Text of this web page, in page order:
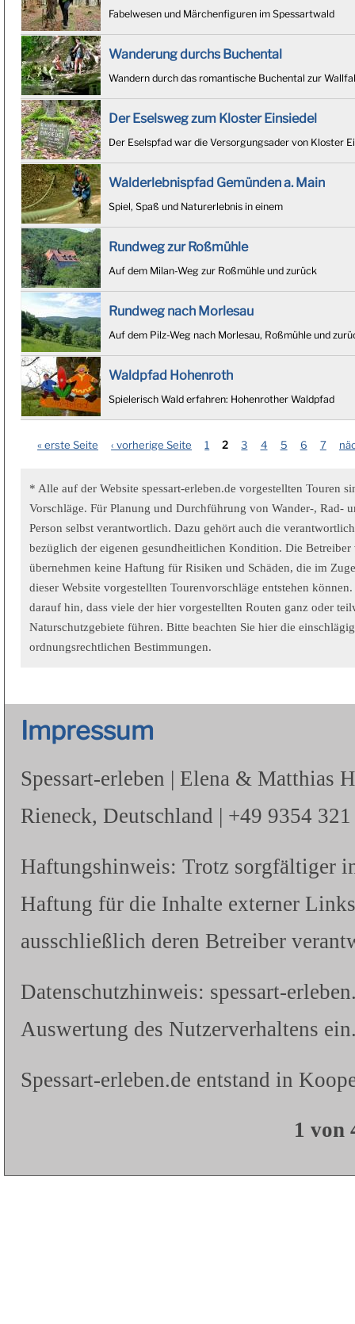
Fabelwesen und Märchenfiguren im Spessartwald
Wanderung durchs Buchental
Wandern durch das romantische Buchental zur
Der Eselsweg zum Kloster Einsiedel
Der Eselspfad war die Versorgungsader von Kloster
Walderlebnispfad Gemünden a. Main
Spiel, Spaß und Naturerlebnis in einem
Rundweg zur Roßmühle
Auf dem Milan-Weg zur Roßmühle und zurück
Rundweg nach Morlesau
Auf dem Pilz-Weg nach Morlesau, Roßmühle und
Waldpfad Hohenroth
Spielerisch Wald erfahren: Hohenrother Waldpfad
« erste Seite ‹ vorherige Seite 1 2 3 4 5 6 7
* Alle auf der Website spessart-erleben.de vorgestellten Touren
Vorschläge. Für Planung und Durchführung von Wander-, Rad-
Person selbst verantwortlich. Dazu gehört auch die
bezüglich der eigenen gesundheitlichen Kondition. Die Betreiber
übernehmen keine Haftung für Risiken und Schäden, die im
dieser Website vorgestellten Tourenvorschläge entstehen
darauf hin, dass viele der hier vorgestellten Routen ganz oder
Naturschutzgebiete führen. Bitte beachten Sie hier die
ordnungsrechtlichen Bestimmungen.
Impressum
Spessart-erleben | Elena & Matthias
Rieneck, Deutschland | +49 9354
Haftungshinweis: Trotz sorgfältiger
Haftung für die Inhalte externer
ausschließlich deren Betreiber
Datenschutzhinweis: spessart-
Auswertung des Nutzerverhaltens
Spessart-erleben.de entstand in
1 von